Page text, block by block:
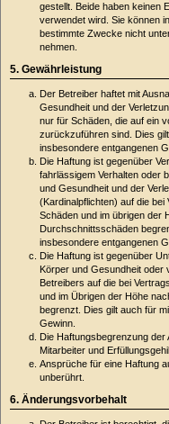
gestellt. Beide haben keinen
verwendet wird. Sie können
bestimmte Zwecke nicht
nehmen.
5. Gewährleistung
Der Betreiber haftet mit
Gesundheit und der
nur für Schäden, die auf ein
zurückzuführen sind. Dies
insbesondere entgangenen
Die Haftung ist gegenüber
fahrlässigem Verhalten oder
und Gesundheit und der
(Kardinalpflichten) auf die
Schäden und im übrigen der
Durchschnittsschäden
insbesondere entgangenen
Die Haftung ist gegenüber
Körper und Gesundheit oder
Betreibers auf die bei
und im Übrigen der Höhe
begrenzt. Dies gilt auch für
Gewinn.
Die Haftungsbegrenzung
Mitarbeiter und
Ansprüche für eine Haftung
unberührt.
6. Änderungsvorbehalt